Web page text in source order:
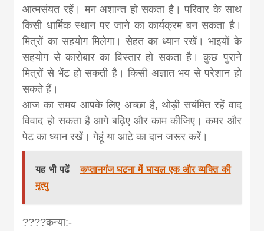
आत्मसंयत रहें। मन अशान्त हो सकता है। परिवार के साथ
किसी धार्मिक स्थान पर जाने का कार्यक्रम बन सकता है।
मित्रों का सहयोग मिलेगा। सेहत का ध्यान रखें। भाइयों के
सहयोग से कारोबार का विस्तार हो सकता है। कुछ पुराने
मित्रों से भेंट हो सकती है। किसी अज्ञात भय से परेशान हो
सकते हैं।
आज का समय आपके लिए अच्छा है, थोड़ी सयंमित रहें वाद
विवाद हो सकता है आगे बढ़िए और काम कीजिए। कमर और
पेट का ध्यान रखें। गेहूं या आटे का दान जरूर करें।
यह भी पढें
कप्तानगंज घटना में घायल एक और व्यक्ति की
मृत्यु
????कन्या:-